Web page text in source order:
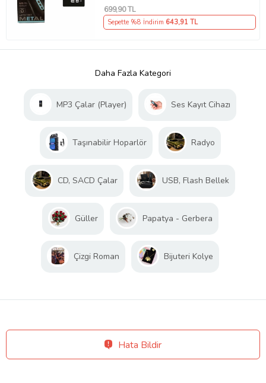
699,90 TL
Sepette %8 İndirim 643,91 TL
Daha Fazla Kategori
MP3 Çalar (Player) Ses Kayıt Cihazı
Taşınabilir Hoparlör Radyo
CD, SACD Çalar USB, Flash Bellek
Güller Papatya - Gerbera
Çizgi Roman Bijuteri Kolye
Hata Bildir